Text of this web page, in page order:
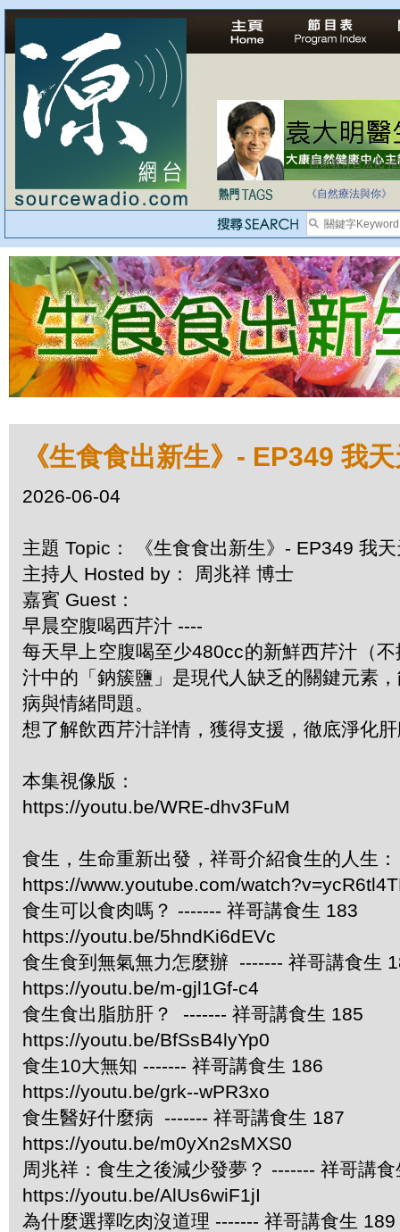
自家教育合法化-
《自然療法與你》
《生食食出新生》- EP349 我
2026-06-04
主題 Topic： 《生食食出新生》- EP349 我
主持人 Hosted by： 周兆祥 博士
嘉賓 Guest：
早晨空腹喝西芹汁 ----
每天早上空腹喝至少480cc的新鮮西芹汁（
汁中的「鈉簇鹽」是現代人缺乏的關鍵元素
病與情緒問題。
想了解飲西芹汁詳情，獲得支援，徹底淨化
本集視像版：
https://youtu.be/WRE-dhv3FuM
食生，生命重新出發，祥哥介紹食生的人生：
https://www.youtube.com/
食生可以食肉嗎？ ------- 祥哥講食生 183
https://youtu.be/5hndKi6dEVc
食生食到無氣無力怎麼辦 ------- 祥哥講食生
https://youtu.be/m-gjl1Gf-c4
食生食出脂肪肝？ ------- 祥哥講食生 185
https://youtu.be/BfSsB4lyYp0
食生10大無知 ------- 祥哥講食生 186
https://youtu.be/grk--wPR3xo
食生醫好什麼病 ------- 祥哥講食生 187
https://youtu.be/m0yXn2sMXS0
周兆祥：食生之後減少發夢？ ------- 祥哥講
https://youtu.be/AlUs6wiF1jI
為什麼選擇吃肉沒道理 ------- 祥哥講食生 189